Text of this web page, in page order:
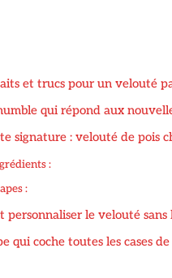
et trucs pour un velouté
qui répond aux
signature : velouté de pois
:
:
personnaliser le velouté
qui coche toutes les cases